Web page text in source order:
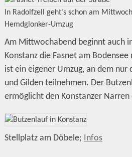
In Radolfzell geht’s schon am
Hemdglonker-Umzug
Am Mittwochabend beginnt auch
Konstanz die Fasnet am
ist ein eigener Umzug, an dem nur
und Gilden teilnehmen. Der
ermöglicht den Konstanzer Narren
Stellplatz am Döbele; Infos